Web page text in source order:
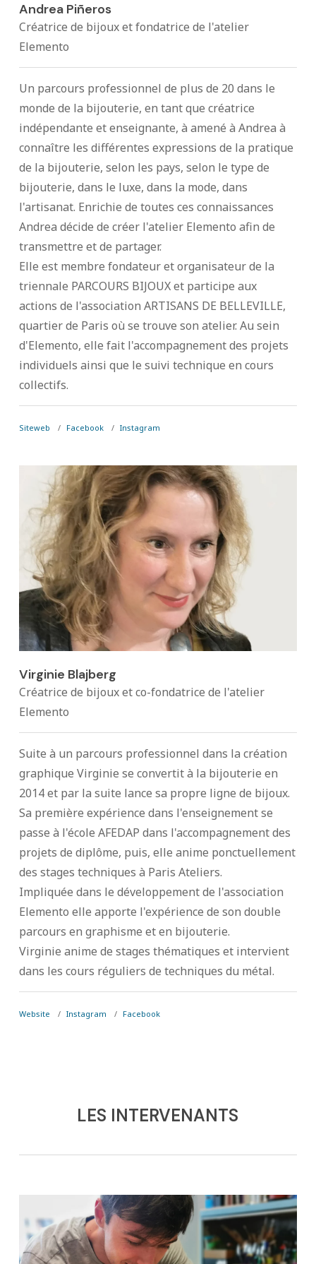
Andrea Piñeros
Créatrice de bijoux et fondatrice de l'atelier
Elemento
Un parcours professionnel de plus de 20 dans le
monde de la bijouterie, en tant que créatrice
indépendante et enseignante, à amené à Andrea à
connaître les différentes expressions de la pratique
de la bijouterie, selon les pays, selon le type de
bijouterie, dans le luxe, dans la mode, dans
l'artisanat. Enrichie de toutes ces connaissances
Andrea décide de créer l'atelier Elemento afin de
transmettre et de partager.
Elle est membre fondateur et organisateur de la
triennale PARCOURS BIJOUX et participe aux
actions de l'association ARTISANS DE BELLEVILLE,
quartier de Paris où se trouve son atelier. Au sein
d'Elemento, elle fait l'accompagnement des projets
individuels ainsi que le suivi technique en cours
collectifs.
Siteweb Facebook Instagram
Virginie Blajberg
Créatrice de bijoux et co-fondatrice de l'atelier
Elemento
Suite à un parcours professionnel dans la création
graphique Virginie se convertit à la bijouterie en
2014 et par la suite lance sa propre ligne de bijoux.
Sa première expérience dans l'enseignement se
passe à l'école AFEDAP dans l'accompagnement des
projets de diplôme, puis, elle anime ponctuellement
des stages techniques à Paris Ateliers.
Impliquée dans le développement de l'association
Elemento elle apporte l'expérience de son double
parcours en graphisme et en bijouterie.
Virginie anime de stages thématiques et intervient
dans les cours réguliers de techniques du métal.
Website Instagram Facebook
LES INTERVENANTS